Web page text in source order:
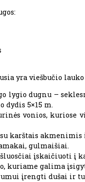
yra viešbučio
lygio dugnu –
dydis 5×15 m.
vonios,
karštais akmenimis
gulmaišiai.
įskaičiuoti į
kuriame galima
įrengti dušai ir